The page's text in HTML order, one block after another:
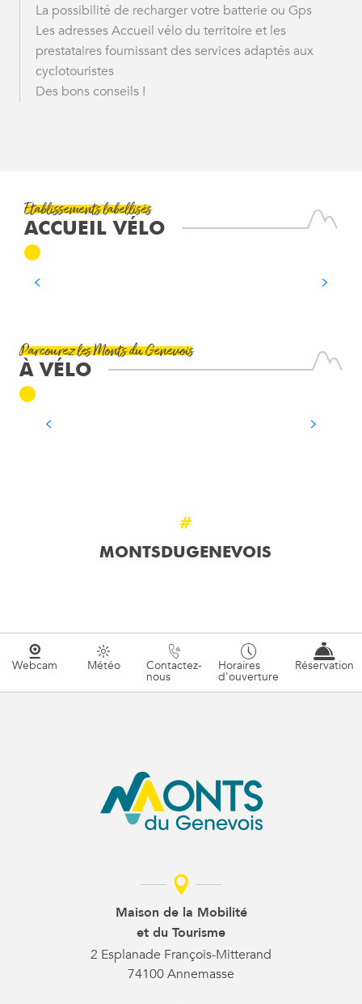
La possibilité de recharger votre batterie ou Gps
Les adresses Accueil vélo du territoire et les
prestataires fournissant des services adaptés aux
cyclotouristes
Des bons conseils !
Etablissements labellisés
ACCUEIL VÉLO
Parcourez les Monts du Genevois
À VÉLO
#
MONTSDUGENEVOIS
Webcam Météo Contactez-
nous
Horaires
d'ouverture
Réservation
Maison de la Mobilité
et du Tourisme
2 Esplanade François-Mitterand
74100 Annemasse